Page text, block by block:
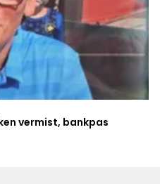
vermist, bankpas